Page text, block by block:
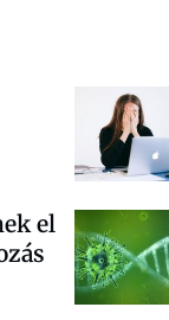
el